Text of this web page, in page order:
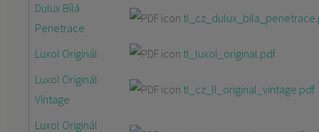
Dulux Bílá
Penetrace
Luxol Originál
tl_luxol_original.pdf
Luxol Originál
Vintage
tl_cz_ll_original_vintage.pdf
Luxol Originál